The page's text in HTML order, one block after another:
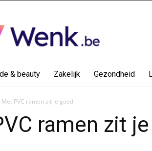
& beauty Zakelijk Gezondheid
Met PVC ramen zit je goed
ramen zit